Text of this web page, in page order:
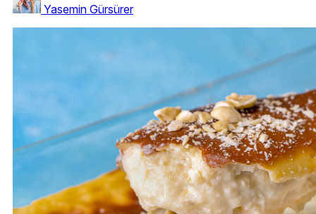
Yasemin Gürsürer